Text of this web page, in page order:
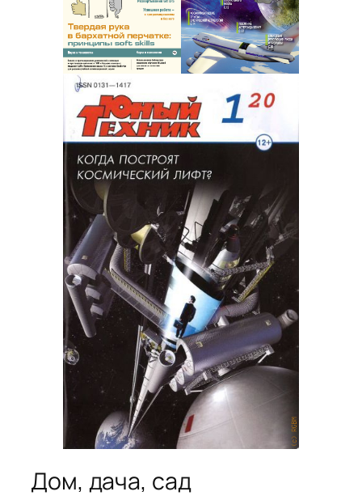
Дом, дача, сад